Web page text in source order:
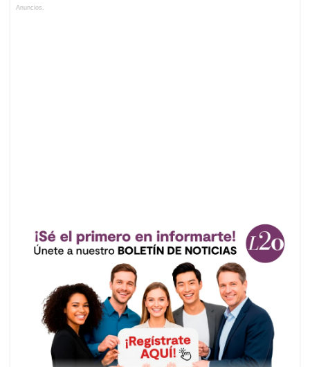
Anuncios.